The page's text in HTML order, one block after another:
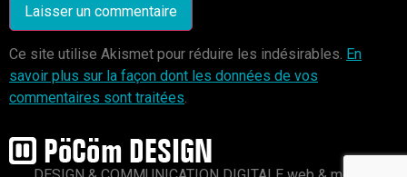
Ce site utilise Akismet pour réduire les indésirables. En
savoir plus sur la façon dont les données de vos
commentaires sont traitées.